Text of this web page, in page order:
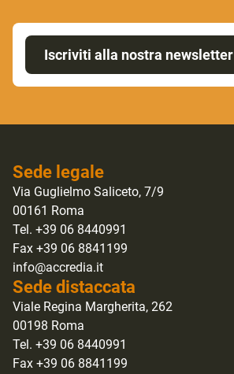
Iscriviti alla nostra newsletter
Sede legale
Via Guglielmo Saliceto, 7/9
00161 Roma
Tel. +39 06 8440991
Fax +39 06 8841199
info@accredia.it
Sede distaccata
Viale Regina Margherita, 262
00198 Roma
Tel. +39 06 8440991
Fax +39 06 8841199